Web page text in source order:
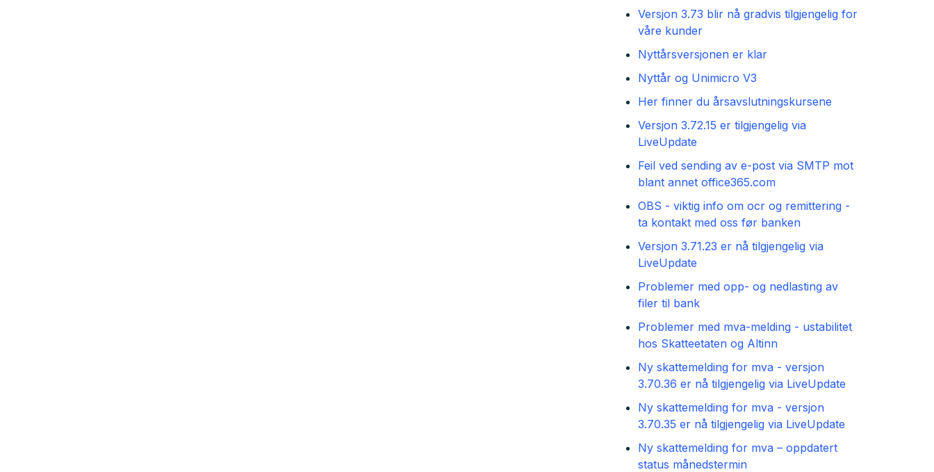
Versjon 3.73 blir nå gradvis tilgjengelig for
våre kunder
Nyttårsversjonen er klar
Nyttår og Unimicro V3
Her finner du årsavslutningskursene
Versjon 3.72.15 er tilgjengelig via
LiveUpdate
Feil ved sending av e-post via SMTP mot
blant annet office365.com
OBS - viktig info om ocr og remittering -
ta kontakt med oss før banken
Versjon 3.71.23 er nå tilgjengelig via
LiveUpdate
Problemer med opp- og nedlasting av
filer til bank
Problemer med mva-melding - ustabilitet
hos Skatteetaten og Altinn
Ny skattemelding for mva - versjon
3.70.36 er nå tilgjengelig via LiveUpdate
Ny skattemelding for mva - versjon
3.70.35 er nå tilgjengelig via LiveUpdate
Ny skattemelding for mva – oppdatert
status månedstermin